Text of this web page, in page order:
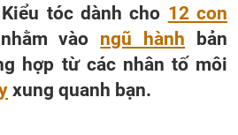
tóc dành cho 12 con
vào ngũ hành bản
hợp từ các nhân tố môi
xung quanh bạn.